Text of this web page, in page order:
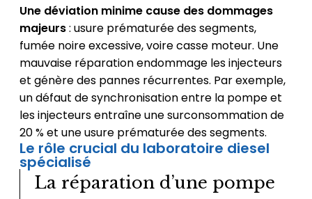
Une déviation minime cause des dommages
majeurs: usure prématurée des segments,
fumée noire excessive, voire casse moteur. Une
mauvaise réparation endommage les injecteurs
et génère des pannes récurrentes. Par exemple,
un défaut de synchronisation entre la pompe et
les injecteurs entraîne une surconsommation de
20 % et une usure prématurée des segments.
Le rôle crucial du laboratoire diesel
spécialisé
La réparation d’une pompe